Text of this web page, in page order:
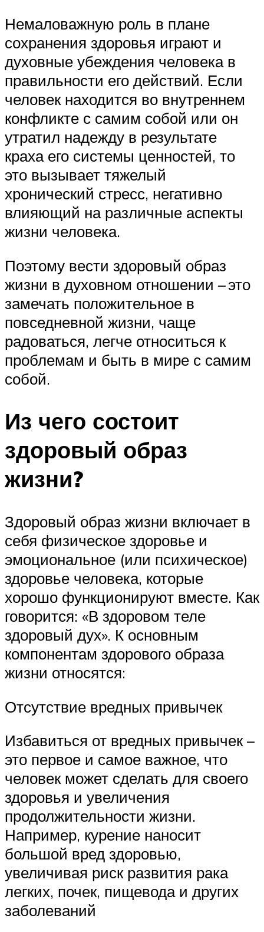
Немаловажную роль в плане
сохранения здоровья играют и
духовные убеждения человека в
правильности его действий. Если
человек находится во внутреннем
конфликте с самим собой или он
утратил надежду в результате
краха его системы ценностей, то
это вызывает тяжелый
хронический стресс, негативно
влияющий на различные аспекты
жизни человека.
Поэтому вести здоровый образ
жизни в духовном отношении – это
замечать положительное в
повседневной жизни, чаще
радоваться, легче относиться к
проблемам и быть в мире с самим
собой.
Из чего состоит
здоровый образ
жизни?
Здоровый образ жизни включает в
себя физическое здоровье и
эмоциональное (или психическое)
здоровье человека, которые
хорошо функционируют вместе. Как
говорится: «В здоровом теле
здоровый дух». К основным
компонентам здорового образа
жизни относятся:
Отсутствие вредных привычек
Избавиться от вредных привычек –
это первое и самое важное, что
человек может сделать для своего
здоровья и увеличения
продолжительности жизни.
Например, курение наносит
большой вред здоровью,
увеличивая риск развития рака
легких, почек, пищевода и других
заболеваний